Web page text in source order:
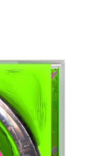
Adicionar
a lista de
desejos